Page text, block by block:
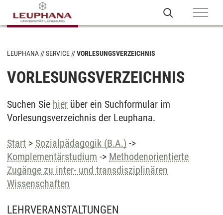
LEUPHANA SERVICE VORLESUNGSVERZEICHNIS
VORLESUNGSVERZEICHNIS
Suchen Sie hier über ein Suchformular im
Vorlesungsverzeichnis der Leuphana.
Start > Sozialpädagogik (B.A.) ->
Komplementärstudium -> Methodenorientierte
Zugänge zu inter- und transdisziplinären
Wissenschaften
LEHRVERANSTALTUNGEN